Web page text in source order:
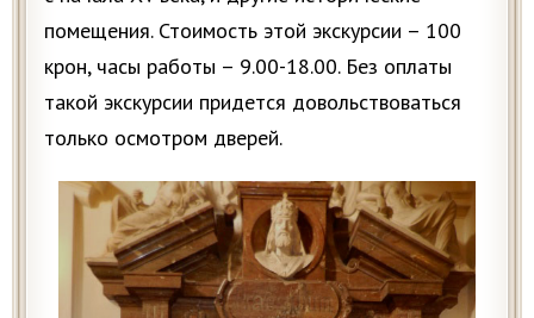
помещения. Стоимость этой экскурсии – 100
крон, часы работы – 9.00-18.00. Без оплаты
такой экскурсии придется довольствоваться
только осмотром дверей.